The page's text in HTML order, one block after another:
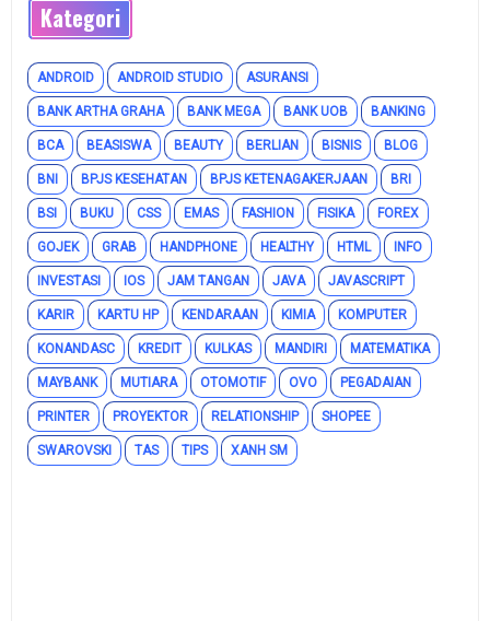
Kategori
ANDROID ANDROID STUDIO ASURANSI
BANK ARTHA GRAHA BANK MEGA BANK UOB BANKING
BCA BEASISWA BEAUTY BERLIAN BISNIS BLOG
BNI BPJS KESEHATAN BPJS KETENAGAKERJAAN BRI
BSI BUKU CSS EMAS FASHION FISIKA FOREX
GOJEK GRAB HANDPHONE HEALTHY HTML INFO
INVESTASI IOS JAM TANGAN JAVA JAVASCRIPT
KARIR KARTU HP KENDARAAN KIMIA KOMPUTER
KONANDASC KREDIT KULKAS MANDIRI MATEMATIKA
MAYBANK MUTIARA OTOMOTIF OVO PEGADAIAN
PRINTER PROYEKTOR RELATIONSHIP SHOPEE
SWAROVSKI TAS TIPS XANH SM